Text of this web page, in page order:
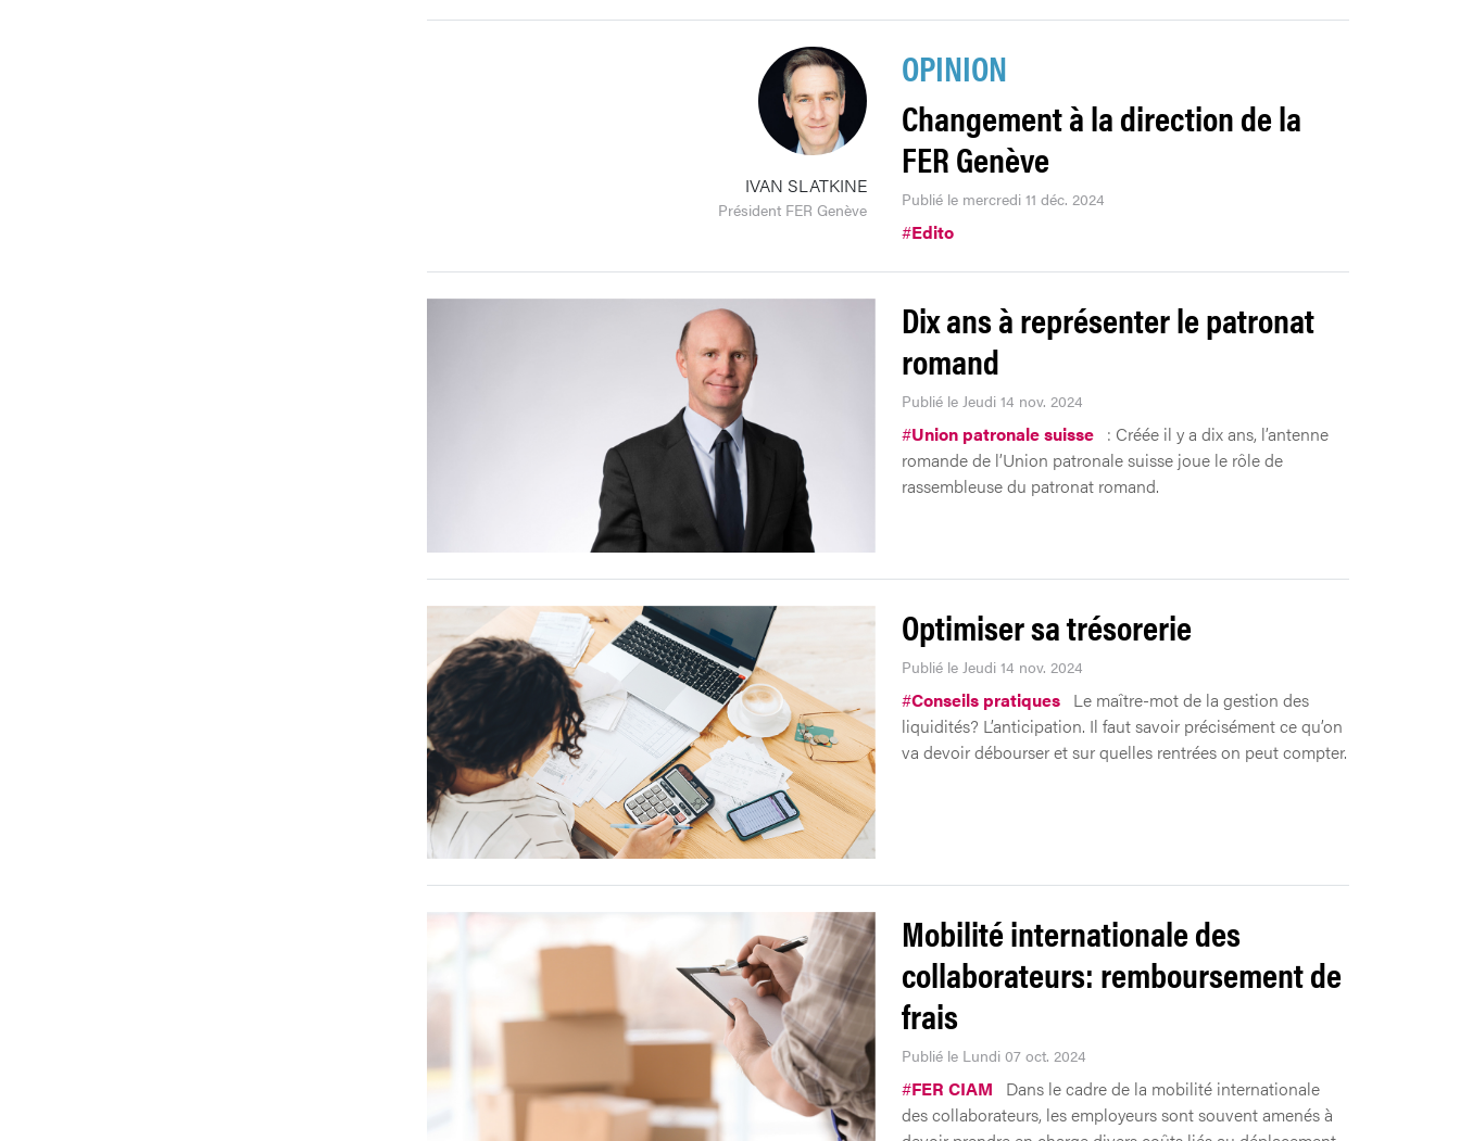
IVAN SLATKINE
Président FER Genève
OPINION
Changement à la direction de la
FER Genève
Publié le mercredi 11 déc. 2024
#Edito
Dix ans à représenter le patronat
romand
Publié le Jeudi 14 nov. 2024
#Union patronale suisse : Créée il y a dix ans, l’antenne
romande de l’Union patronale suisse joue le rôle de
rassembleuse du patronat romand.
Optimiser sa trésorerie
Publié le Jeudi 14 nov. 2024
#Conseils pratiques Le maître-mot de la gestion des
liquidités? L’anticipation. Il faut savoir précisément ce qu’on
va devoir débourser et sur quelles rentrées on peut compter.
Mobilité internationale des
collaborateurs: remboursement de
frais
Publié le Lundi 07 oct. 2024
#FER CIAM
Dans le cadre de la mobilité internationale
des collaborateurs, les employeurs sont souvent amenés à